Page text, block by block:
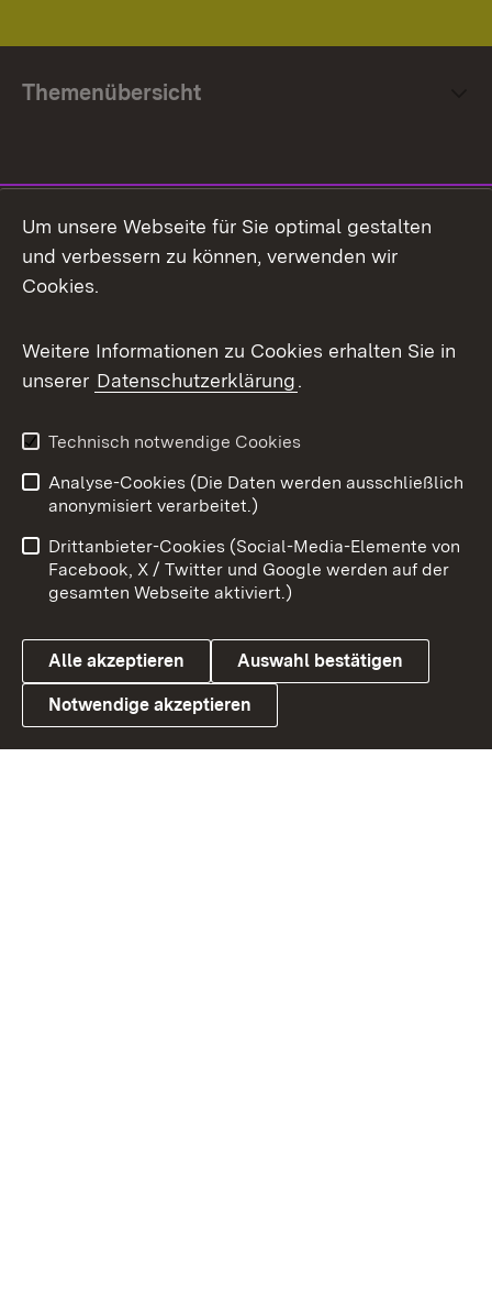
Themenübersicht
Facebook
X / Twitter
Youtube
Link zum Landesportal
Impressum
Kontakt
Barrierefreiheit
Datenschutz
Cookies
Um unsere Webseite für Sie optimal gestalten
und verbessern zu können, verwenden wir
Cookies.
Weitere Informationen zu Cookies erhalten Sie in
unserer Datenschutzerklärung.
Technisch notwendige Cookies
Analyse-Cookies (Die Daten werden ausschließlich
anonymisiert verarbeitet.)
Drittanbieter-Cookies (Social-Media-Elemente von
Facebook, X / Twitter und Google werden auf der
gesamten Webseite aktiviert.)
Alle akzeptieren Auswahl bestätigen
Notwendige akzeptieren